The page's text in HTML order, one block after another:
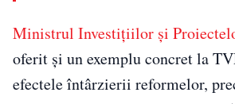
Ministrul Investițiilor și
oferit și un exemplu concret la
efectele întârzierii reformelor,